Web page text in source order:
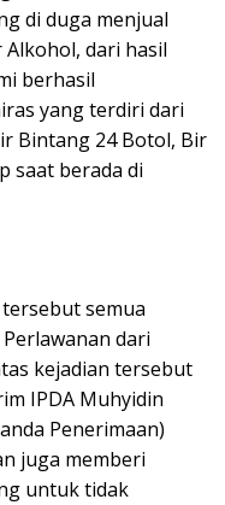
di duga menjual
dari hasil
berhasil
yang terdiri dari
Bintang 24 Botol, Bir
saat berada di
semua
dari
kejadian tersebut
IPDA Muhyidin
Penerimaan)
juga memberi
untuk tidak